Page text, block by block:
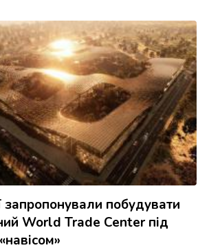
запропонували побудувати
World Trade Center під